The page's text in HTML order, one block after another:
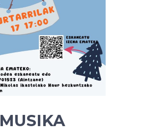
MUSIKA